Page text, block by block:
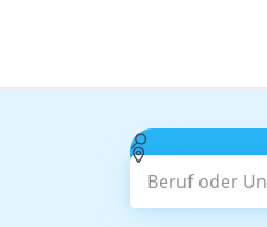
Beruf oder